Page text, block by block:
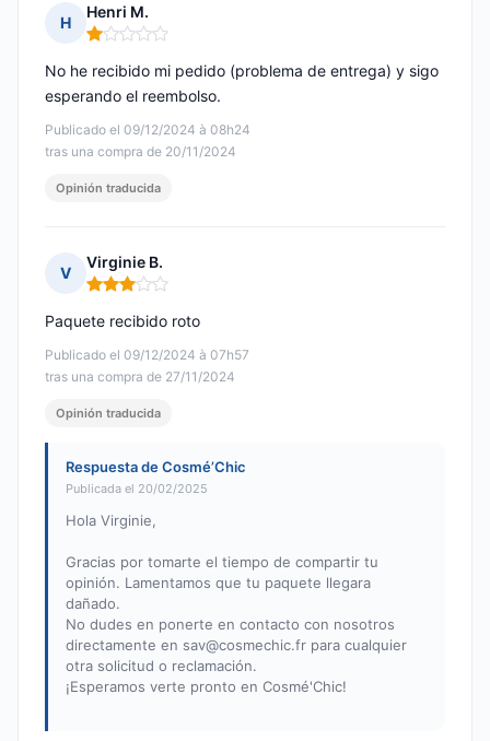
H
Henri M.
Nota: 1 de 5
Publicado el 09/12/2024 à 08h24
tras una compra de 20/11/2024
No he recibido mi pedido (problema de entrega) y sigo
esperando el reembolso.
Opinión traducida
V
Virginie B.
Nota: 3 de 5
Publicado el 09/12/2024 à 07h57
tras una compra de 27/11/2024
Paquete recibido roto
Opinión traducida
Respuesta de Cosmé’Chic
Publicada el 20/02/2025
Hola Virginie,
Gracias por tomarte el tiempo de compartir tu
opinión. Lamentamos que tu paquete llegara
dañado.
No dudes en ponerte en contacto con nosotros
directamente en sav@cosmechic.fr para cualquier
otra solicitud o reclamación.
¡Esperamos verte pronto en Cosmé'Chic!